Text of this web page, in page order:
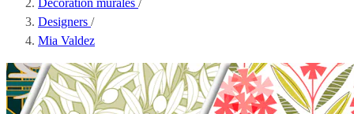
Decoration murales /
Designers /
Mia Valdez